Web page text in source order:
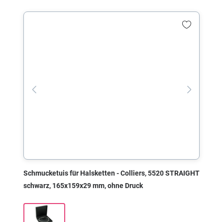
Schmucketuis für Halsketten - Colliers, 5520 STRAIGHT
schwarz, 165x159x29 mm, ohne Druck